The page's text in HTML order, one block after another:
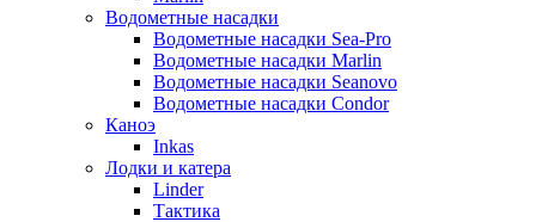
Водометные насадки
Водометные насадки Sea-Pro
Водометные насадки Marlin
Водометные насадки Seanovo
Водометные насадки Condor
Каноэ
Inkas
Лодки и катера
Linder
Тактика